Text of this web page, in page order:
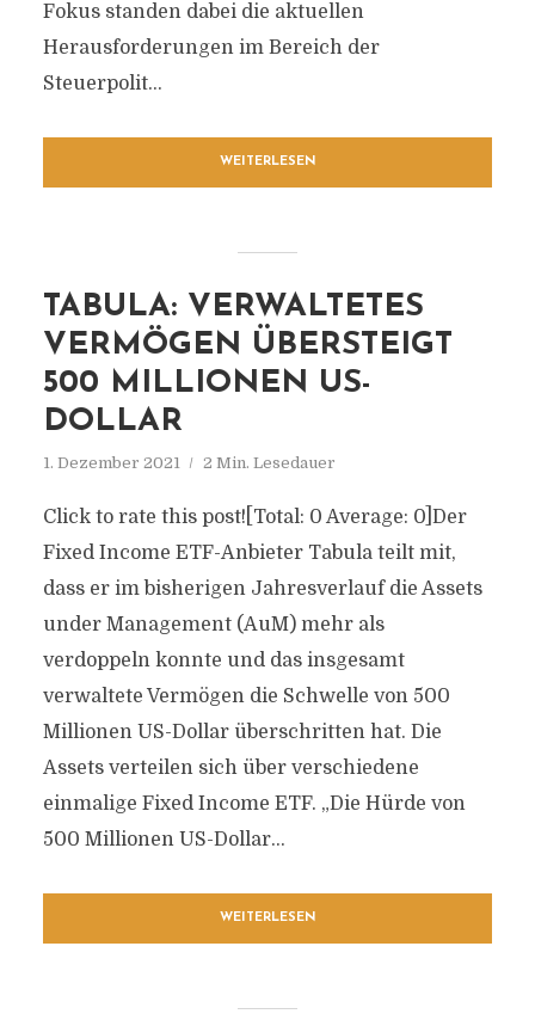
Fokus standen dabei die aktuellen
Herausforderungen im Bereich der
Steuerpolit...
WEITERLESEN
TABULA: VERWALTETES
VERMÖGEN ÜBERSTEIGT
500 MILLIONEN US-
DOLLAR
1. Dezember 2021 2 Min. Lesedauer
Click to rate this post![Total: 0 Average: 0]Der
Fixed Income ETF-Anbieter Tabula teilt mit,
dass er im bisherigen Jahresverlauf die Assets
under Management (AuM) mehr als
verdoppeln konnte und das insgesamt
verwaltete Vermögen die Schwelle von 500
Millionen US-Dollar überschritten hat. Die
Assets verteilen sich über verschiedene
einmalige Fixed Income ETF. „Die Hürde von
500 Millionen US-Dollar...
WEITERLESEN